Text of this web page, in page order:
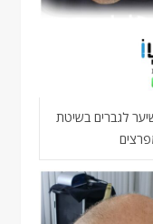
לגברים בשיטת